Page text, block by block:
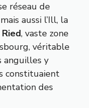
réseau de
aussi l’Ill, la
Ried, vaste zone
véritable
anguilles y
constituaient
des